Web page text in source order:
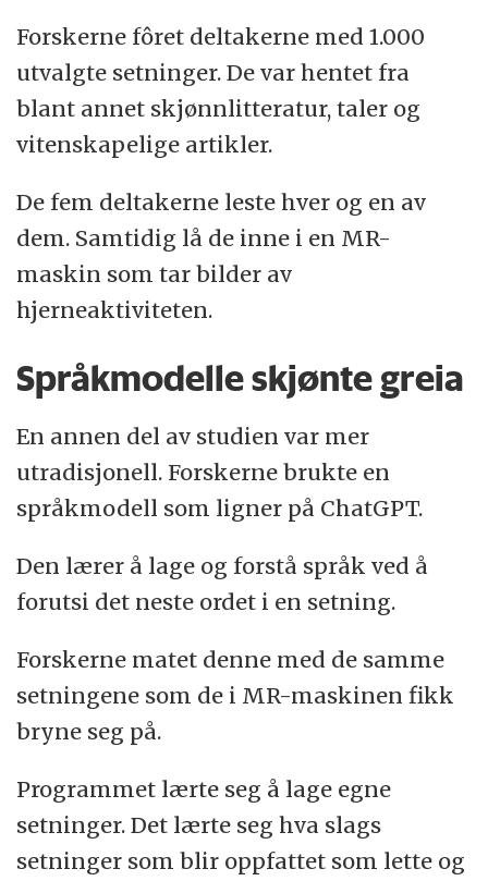
Forskerne fôret deltakerne med 1.000
utvalgte setninger. De var hentet fra
blant annet skjønnlitteratur, taler og
vitenskapelige artikler.
De fem deltakerne leste hver og en av
dem. Samtidig lå de inne i en MR-
maskin som tar bilder av
hjerneaktiviteten.
Språkmodelle skjønte greia
En annen del av studien var mer
utradisjonell. Forskerne brukte en
språkmodell som ligner på ChatGPT.
Den lærer å lage og forstå språk ved å
forutsi det neste ordet i en setning.
Forskerne matet denne med de samme
setningene som de i MR-maskinen fikk
bryne seg på.
Programmet lærte seg å lage egne
setninger. Det lærte seg hva slags
setninger som blir oppfattet som lette og